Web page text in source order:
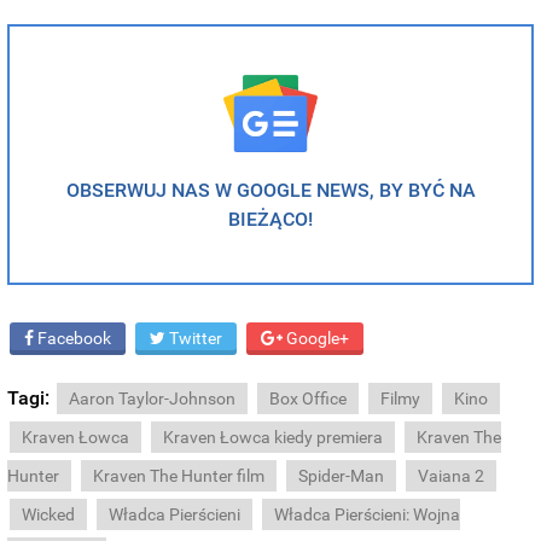
OBSERWUJ NAS W GOOGLE NEWS, BY BYĆ NA
BIEŻĄCO!
Facebook Twitter Google+
Tagi: Aaron Taylor-Johnson Box Office Filmy
Kino
Kraven Łowca
Kraven Łowca kiedy premiera
Kraven The
Hunter
Kraven The Hunter film Spider-Man
Vaiana 2
Wicked
Władca Pierścieni
Władca Pierścieni: Wojna